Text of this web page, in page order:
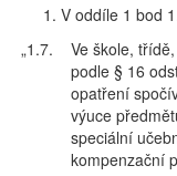
1. V oddíle 1 bod
„1.7.
Ve škole,
podle § 16
opatření
výuce
speciální
kompenzační